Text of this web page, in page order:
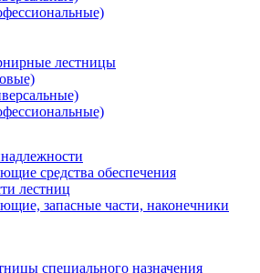
лестницы
средства обеспечения
лестниц
запасные части, наконечники
специального назначения